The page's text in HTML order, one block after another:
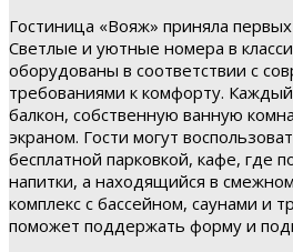
Гостиница «Вояж» приняла
Светлые и уютные номера в
оборудованы в соответствии с
требованиями к комфорту.
балкон, собственную ванную
экраном. Гости могут
бесплатной парковкой, кафе, где
напитки, а находящийся в
комплекс с бассейном, саунами и
поможет поддержать форму и